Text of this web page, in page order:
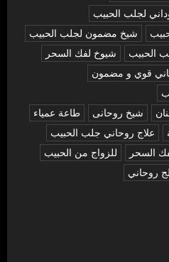
لجلب الحبيب
شيخ مضمون لجلب الحبيب
الحبيب
شيوخ لفك السحر
قوي و مضمون
شیخ روحانی
طاعة عمياء
علاج روحاني جلب الحبيب
السحر
للزواج من الحبيب
روحاني